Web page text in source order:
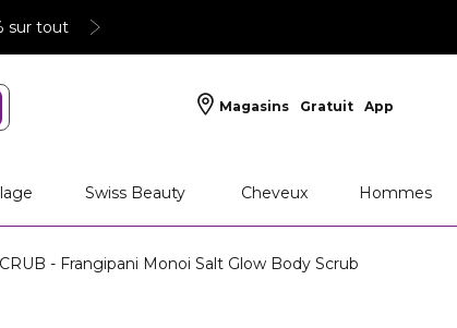
sur tout
Magasins Gratuit App
Swiss Beauty Cheveux Hommes
- Frangipani Monoi Salt Glow Body Scrub